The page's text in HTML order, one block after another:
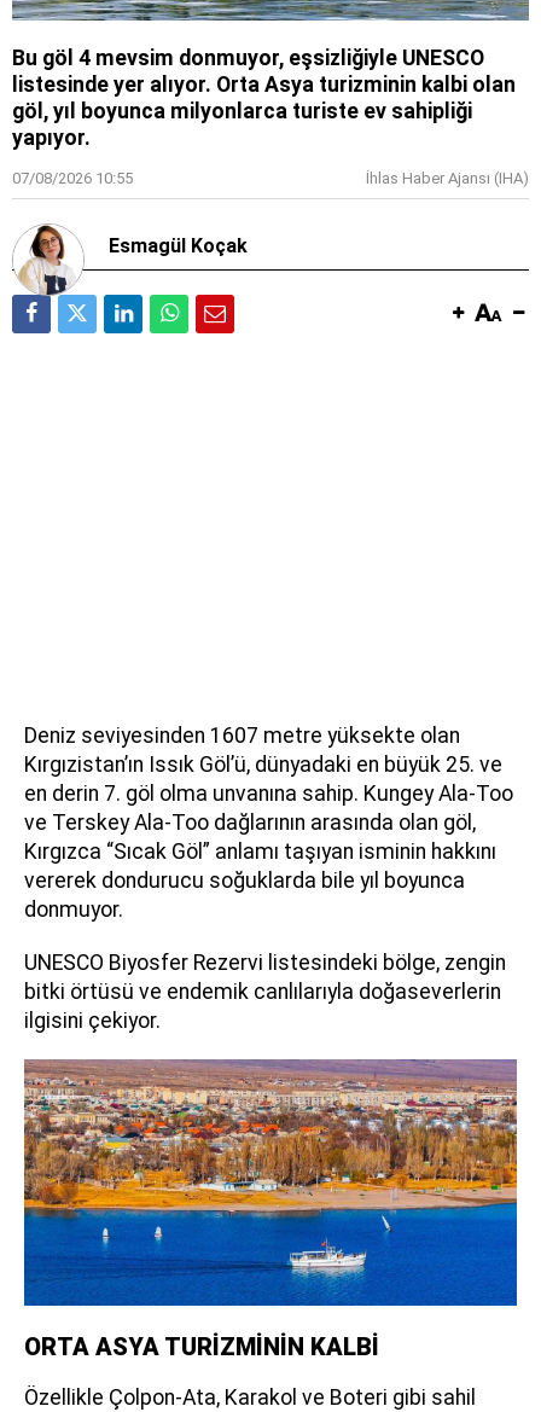
Bu göl 4 mevsim donmuyor, eşsizliğiyle UNESCO
listesinde yer alıyor. Orta Asya turizminin kalbi olan
göl, yıl boyunca milyonlarca turiste ev sahipliği
yapıyor.
07/08/2026 10:55 İhlas Haber Ajansı (IHA)
Esmagül Koçak
Deniz seviyesinden 1607 metre yüksekte olan
Kırgızistan’ın Issık Göl’ü, dünyadaki en büyük 25. ve
en derin 7. göl olma unvanına sahip. Kungey Ala-Too
ve Terskey Ala-Too dağlarının arasında olan göl,
Kırgızca “Sıcak Göl” anlamı taşıyan isminin hakkını
vererek dondurucu soğuklarda bile yıl boyunca
donmuyor.
UNESCO Biyosfer Rezervi listesindeki bölge, zengin
bitki örtüsü ve endemik canlılarıyla doğaseverlerin
ilgisini çekiyor.
ORTA ASYA TURİZMİNİN KALBİ
Özellikle Çolpon-Ata, Karakol ve Boteri gibi sahil